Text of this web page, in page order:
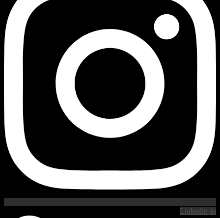
Linkedin-in